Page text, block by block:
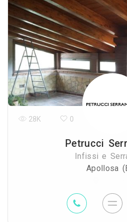
Petrucci
Infissi e
Apollosa
28K 0